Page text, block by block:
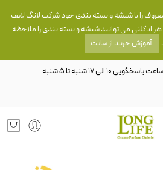
را با شیشه و بسته بندی خود شرکت لانگ لایف
ادکلنی می توانید شیشه و بسته بندی را ملاحظه
آموزش خرید از سایت